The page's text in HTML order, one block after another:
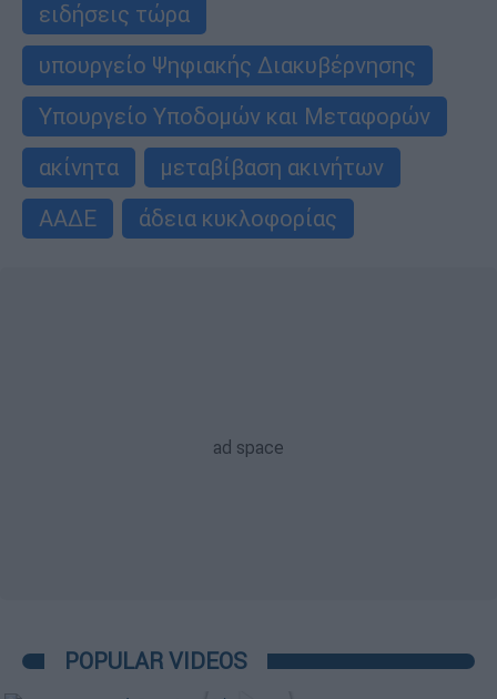
ειδήσεις τώρα
υπουργείο Ψηφιακής Διακυβέρνησης
Υπουργείο Υποδομών και Μεταφορών
ακίνητα
μεταβίβαση ακινήτων
ΑΑΔΕ
άδεια κυκλοφορίας
POPULAR VIDEOS